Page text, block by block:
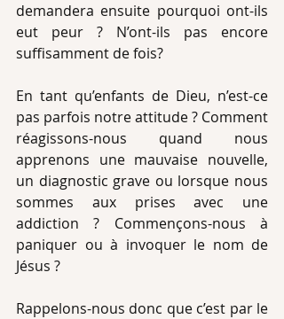
demandera ensuite pourquoi ont-ils
eut peur ? N’ont-ils pas encore
suffisamment de fois?
En tant qu’enfants de Dieu, n’est-ce
pas parfois notre attitude ? Comment
réagissons-nous quand nous
apprenons une mauvaise nouvelle,
un diagnostic grave ou lorsque nous
sommes aux prises avec une
addiction ? Commençons-nous à
paniquer ou à invoquer le nom de
Jésus ?
Rappelons-nous donc que c’est par le